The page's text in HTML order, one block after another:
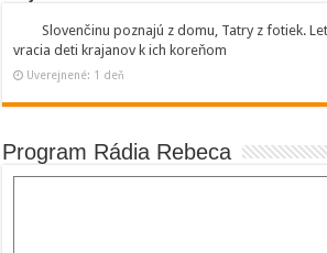
Slovenčinu poznajú z domu, Tatry z fotiek.
vracia deti krajanov k ich koreňom
Uverejnené: 1 deň
Program Rádia Rebeca